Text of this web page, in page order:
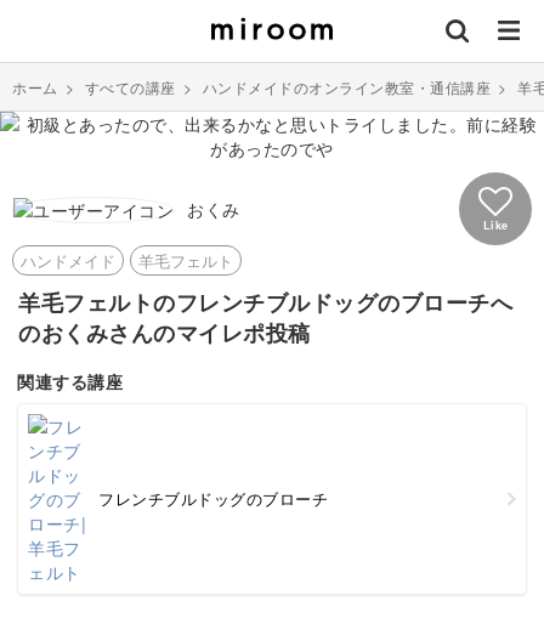
ホーム > すべての講座 > ハンドメイドのオンライン教室・通信講座 > 羊
おくみ
Like
ハンドメイド 羊毛フェルト
羊毛フェルトのフレンチブルドッグのブローチへ
のおくみさんのマイレポ投稿
関連する講座
フレンチブルドッグのブローチ